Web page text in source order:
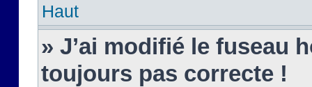
Haut
» J’ai modifié le fuseau
toujours pas correcte !